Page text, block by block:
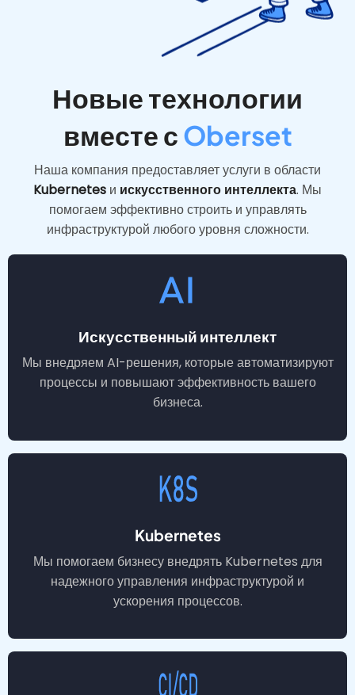
Новые технологии
вместе сOberset
Наша компания предоставляет услуги в области
Kubernetes и искусственного интеллекта. Мы
помогаем эффективно строить и управлять
инфраструктурой любого уровня сложности.
Искусственный интеллект
Мы внедряем AI-решения, которые автоматизируют
процессы и повышают эффективность вашего
бизнеса.
Kubernetes
Мы помогаем бизнесу внедрять Kubernetes для
надежного управления инфраструктурой и
ускорения процессов.